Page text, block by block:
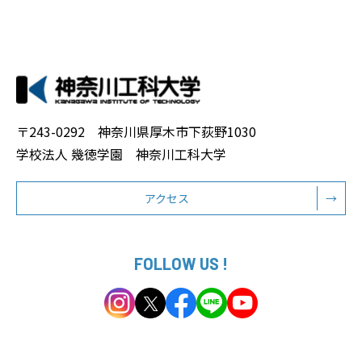
〒243-0292 神奈川県厚木市下荻野1030
学校法人 幾徳学園 神奈川工科大学
アクセス →
FOLLOW US !